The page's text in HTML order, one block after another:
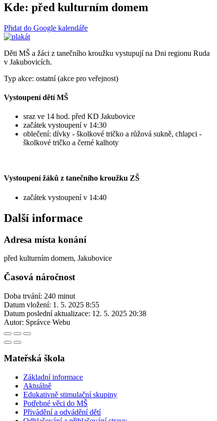
Kde: před kulturním domem
Přidat do Google kalendáře
Děti MŠ a žáci z tanečního kroužku vystupují na Dni regionu Ruda
v Jakubovicích.
Typ akce: ostatní (akce pro veřejnost)
Vystoupení dětí MŠ
sraz ve 14 hod. před KD Jakubovice
začátek vystoupení v 14:30
oblečení: dívky - školkové tričko a růžová sukně, chlapci -
školkové tričko a černé kalhoty
Vystoupení žáků z tanečního kroužku ZŠ
začátek vystoupení v 14:40
Další informace
Adresa místa konání
před kulturním domem, Jakubovice
Časová náročnost
Doba trvání: 240 minut
Datum vložení: 1. 5. 2025 8:55
Datum poslední aktualizace: 12. 5. 2025 20:38
Autor: Správce Webu
Mateřská škola
Základní informace
Aktuálně
Edukativně stimulační skupiny
Potřebné věci do MŠ
Přivádění a odvádění dětí